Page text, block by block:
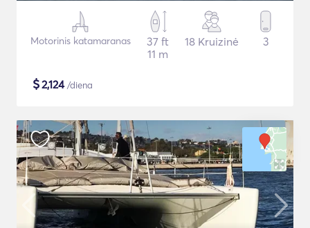
Motorinis katamaranas
37 ft
11 m
18 Kruizinė 3
$2,124/diena